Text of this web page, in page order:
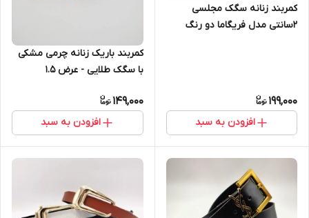
کمربند زنانه سگک مجلسی
2سانتی مدل فریگاما دو رنگ
199,000
افزودن به سبد
کمربند باریک زنانه چرمی مشکی
با سگک طلایی - عرض ۱.۵
149,000
افزودن به سبد